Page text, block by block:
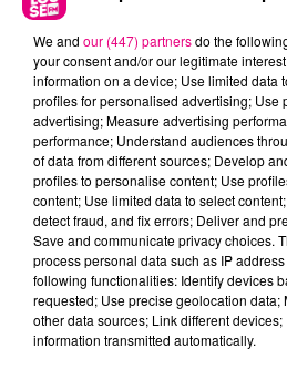
22 juillet 2026
Toulouse : circulation
secteur François
We and our (447) partnersdo the
your consent and/or our legitimate
information on a device; Use limited data
profiles for personalised advertising; Use
advertising; Measure advertising
performance; Understand audiences
of data from different sources; Develop
profiles to personalise content; Use
content; Use limited data to select
detect fraud, and fix errors; Deliver and
Save and communicate privacy choices.
process personal data such as IP
following functionalities: Identify devices
requested; Use precise geolocation data;
other data sources; Link different
information transmitted automatically.